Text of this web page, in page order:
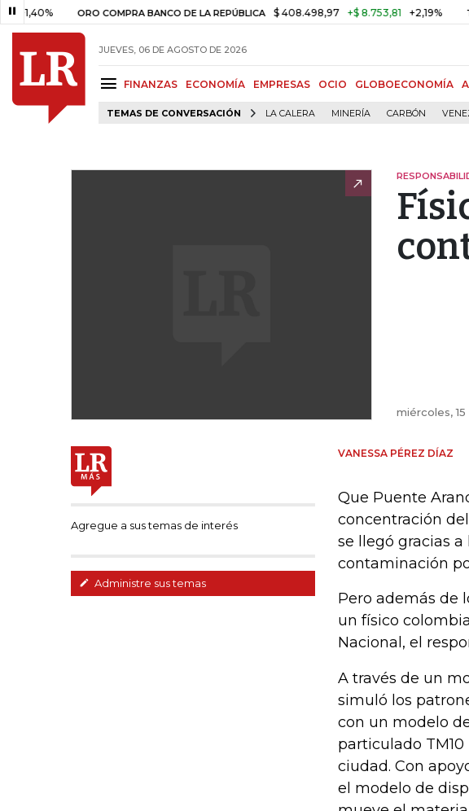
ORO COMPRA BANCO DE LA REPÚBLICA $ 408.498,97 +$ 8.753,81 +2,19% TASA
JUEVES, 06 DE AGOSTO DE 2026
FINANZAS ECONOMÍA EMPRESAS OCIO GLOBOECONOMÍA
TEMAS DE CONVERSACIÓN LA CALERA MINERÍA CARBÓN
miércoles,
Agregue a sus temas de interés
Administre sus temas
VANESSA PÉREZ DÍAZ
Que Puente
concentración
se llegó gracias
contaminación
Pero además de
un físico
Nacional, el
A través de un
simuló los
con un modelo
particulado
ciudad. Con
el modelo de